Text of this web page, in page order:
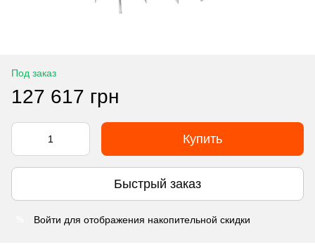
Под заказ
127 617 грн
Купить
Быстрый заказ
Войти для отображения накопительной скидки